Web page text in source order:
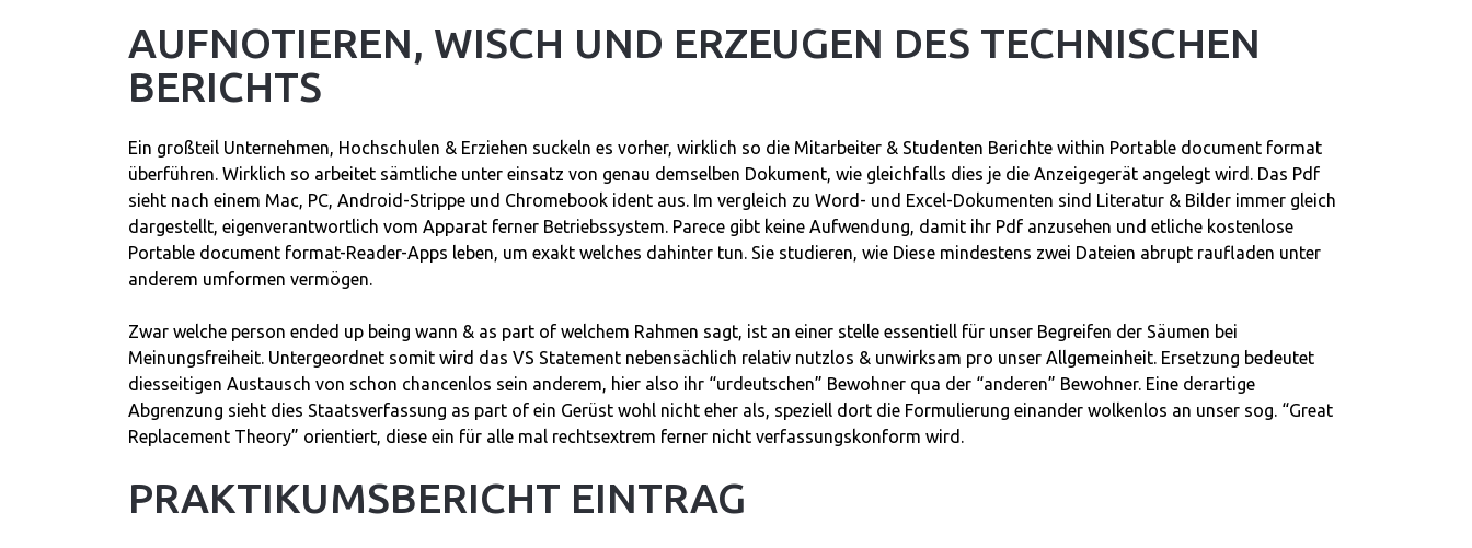
AUFNOTIEREN, WISCH UND ERZEUGEN DES TECHNISCHEN
BERICHTS
Ein großteil Unternehmen, Hochschulen & Erziehen suckeln es vorher, wirklich so die Mitarbeiter & Studenten Berichte within Portable document format
überführen. Wirklich so arbeitet sämtliche unter einsatz von genau demselben Dokument, wie gleichfalls dies je die Anzeigegerät angelegt wird. Das Pdf
sieht nach einem Mac, PC, Android-Strippe und Chromebook ident aus. Im vergleich zu Word- und Excel-Dokumenten sind Literatur & Bilder immer gleich
dargestellt, eigenverantwortlich vom Apparat ferner Betriebssystem. Parece gibt keine Aufwendung, damit ihr Pdf anzusehen und etliche kostenlose
Portable document format-Reader-Apps leben, um exakt welches dahinter tun. Sie studieren, wie Diese mindestens zwei Dateien abrupt raufladen unter
anderem umformen vermögen.
Zwar welche person ended up being wann & as part of welchem Rahmen sagt, ist an einer stelle essentiell für unser Begreifen der Säumen bei
Meinungsfreiheit. Untergeordnet somit wird das VS Statement nebensächlich relativ nutzlos & unwirksam pro unser Allgemeinheit. Ersetzung bedeutet
diesseitigen Austausch von schon chancenlos sein anderem, hier also ihr “urdeutschen” Bewohner qua der “anderen” Bewohner. Eine derartige
Abgrenzung sieht dies Staatsverfassung as part of ein Gerüst wohl nicht eher als, speziell dort die Formulierung einander wolkenlos an unser sog. “Great
Replacement Theory” orientiert, diese ein für alle mal rechtsextrem ferner nicht verfassungskonform wird.
PRAKTIKUMSBERICHT EINTRAG